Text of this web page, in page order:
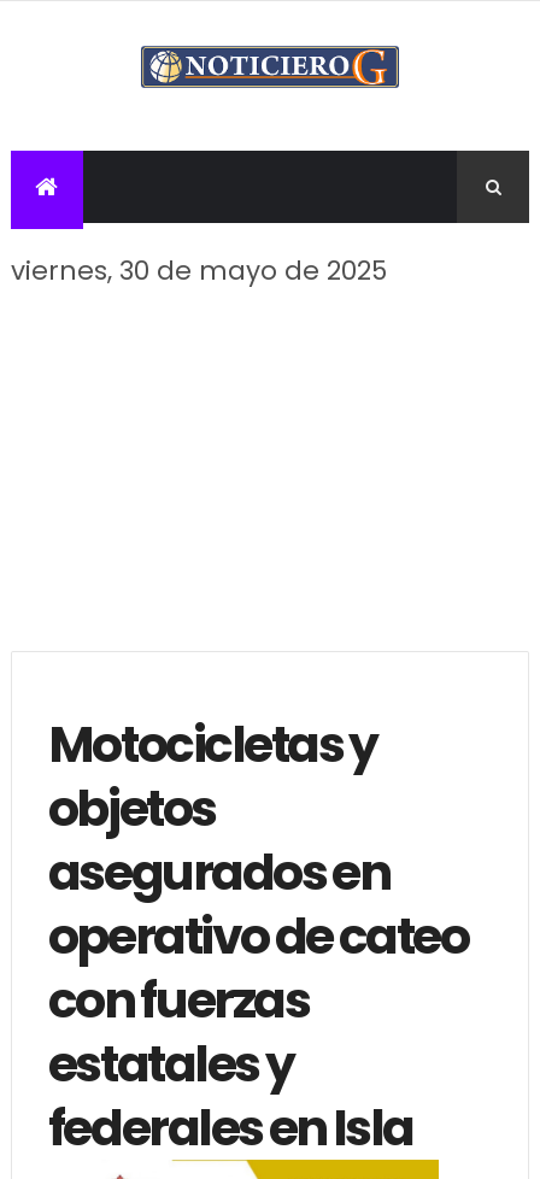
viernes, 30 de mayo de 2025
Motocicletas y
objetos
asegurados en
operativo de cateo
con fuerzas
estatales y
federales en Isla